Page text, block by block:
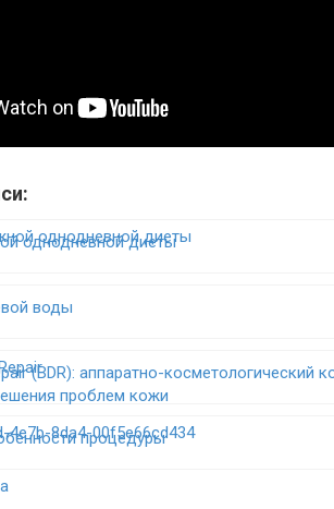
однодневной диеты
воды
(BDR): аппаратно-косметологический
проблем кожи
процедуры